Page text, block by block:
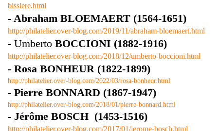
bissiere.html
- Abraham BLOEMAERT (1564-1651)
http://philatelier.over-blog.com/2019/11/abraham-bloemaert.html
- Umberto BOCCIONI (1882-1916)
http://philatelier.over-blog.com/2018/12/umberto-boccioni.html
- Rosa BONHEUR (1822-1899)
http://philatelier.over-blog.com/2022/03/rosa-bonheur.html
- Pierre BONNARD (1867-1947)
http://philatelier.over-blog.com/2018/01/pierre-bonnard.html
- Jérôme BOSCH (1453-1516)
http://philatelier.over-blog.com/2017/01/jerome-bosch.html